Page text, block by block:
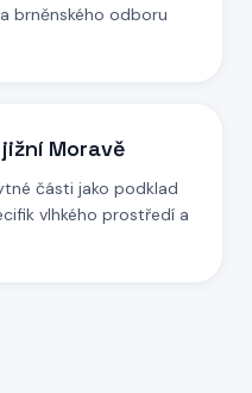
brněnského odboru
Moravě
části jako podklad
vlhkého prostředí a